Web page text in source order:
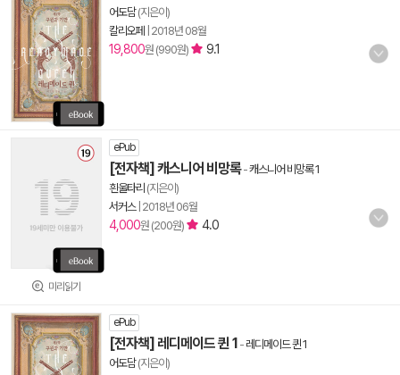
어도담(지은이)
칼리오페
2018년 08월
19,800원 (990원) 9.1
미리읽기
ePub
[전자책] 캐스니어 비망록-캐스니어 비망록 1
흰울타리 (지은이)
서커스| 2018년 06월
4,000원 (200원) 4.0
ePub
[전자책] 레디메이드 퀸 1 - 레디메이드 퀸 1
어도담(지은이)